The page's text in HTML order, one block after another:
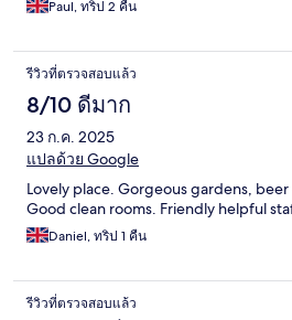
Paul, ทริป 2 คืน
รีวิวที่ตรวจสอบแล้ว
8/10 ดีมาก
23 ก.ค. 2025
แปลด้วย Google
Lovely place. Gorgeous gardens,
Good clean rooms. Friendly helpful
Daniel, ทริป 1 คืน
รีวิวที่ตรวจสอบแล้ว